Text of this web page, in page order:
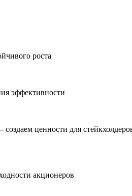
роста
эффективности
создаем ценности для
акционеров